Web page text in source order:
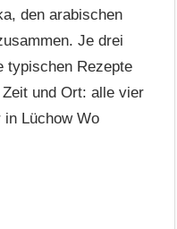
den arabischen
Je drei
typischen Rezepte
und Ort: alle vier
in Lüchow Wo